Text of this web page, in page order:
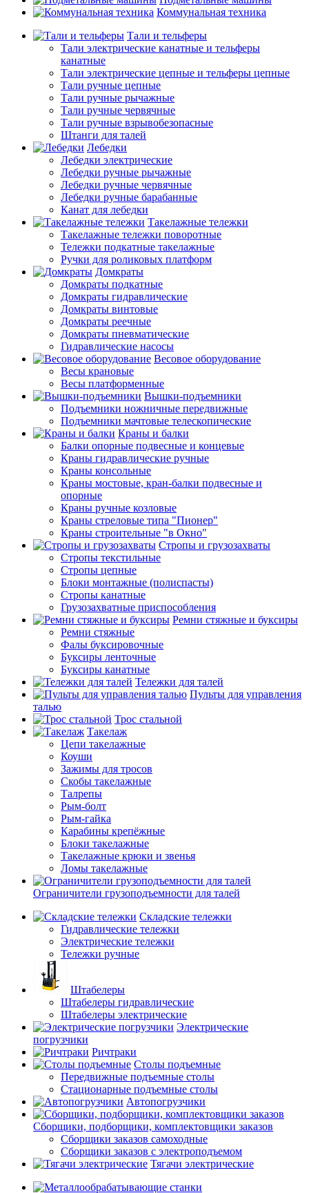
Коммунальная техника
Тали и тельферы
Тали электрические канатные и тельферы
канатные
Тали электрические цепные и тельферы цепные
Тали ручные цепные
Тали ручные рычажные
Тали ручные червячные
Тали ручные взрывобезопасные
Штанги для талей
Лебедки
Лебедки электрические
Лебедки ручные рычажные
Лебедки ручные червячные
Лебедки ручные барабанные
Канат для лебедки
Такелажные тележки
Такелажные тележки поворотные
Тележки подкатные такелажные
Ручки для роликовых платформ
Домкраты
Домкраты подкатные
Домкраты гидравлические
Домкраты винтовые
Домкраты реечные
Домкраты пневматические
Гидравлические насосы
Весовое оборудование
Весы крановые
Весы платформенные
Вышки-подъемники
Подъемники ножничные передвижные
Подъемники мачтовые телескопические
Краны и балки
Балки опорные подвесные и концевые
Краны гидравлические ручные
Краны консольные
Краны мостовые, кран-балки подвесные и
опорные
Краны ручные козловые
Краны стреловые типа "Пионер"
Краны строительные "в Окно"
Стропы и грузозахваты
Стропы текстильные
Стропы цепные
Блоки монтажные (полиспасты)
Стропы канатные
Грузозахватные приспособления
Ремни стяжные и буксиры
Ремни стяжные
Фалы буксировочные
Буксиры ленточные
Буксиры канатные
Тележки для талей
Пульты для управления
талью
Трос стальной
Такелаж
Цепи такелажные
Коуши
Зажимы для тросов
Скобы такелажные
Талрепы
Рым-болт
Рым-гайка
Карабины крепёжные
Блоки такелажные
Такелажные крюки и звенья
Ломы такелажные
Ограничители грузоподъемности для талей
Складские тележки
Гидравлические тележки
Электрические тележки
Тележки ручные
Штабелеры
Штабелеры гидравлические
Штабелеры электрические
Электрические
погрузчики
Ричтраки
Столы подъемные
Передвижные подъемные столы
Стационарные подъемные столы
Автопогрузчики
Сборщики, подборщики, комплектовщики заказов
Сборщики заказов самоходные
Сборщики заказов с электроподъемом
Тягачи электрические